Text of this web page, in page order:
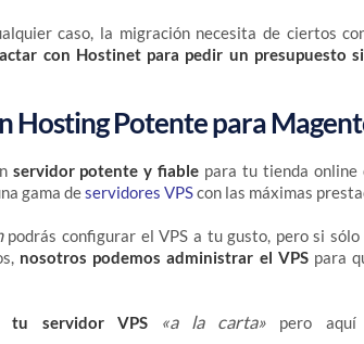
caso, la migración necesita de ciertos
con Hostinet para pedir un presupuesto
Hosting Potente para
servidor potente y fiable para tu tienda online
gama deservidores VPScon las máximas
podrás configurar el VPS a tu gusto, pero si
nosotros podemos administrar el VPSpara
tu servidor VPS «a la carta» pero aquí